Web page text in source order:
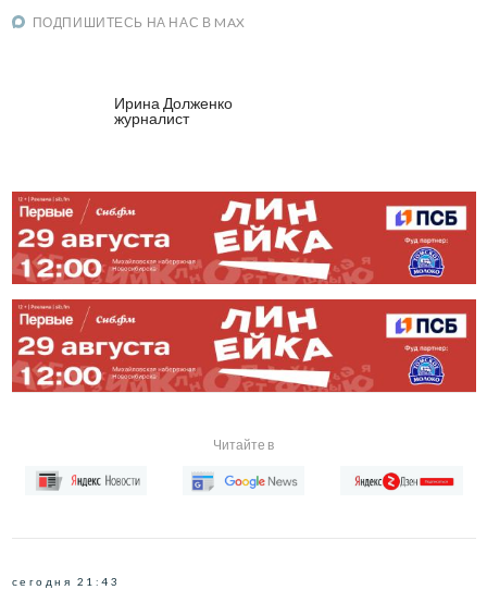
ПОДПИШИТЕСЬ НА НАС В MAX
Ирина Долженко
журналист
Читайте в
сегодня 21:43